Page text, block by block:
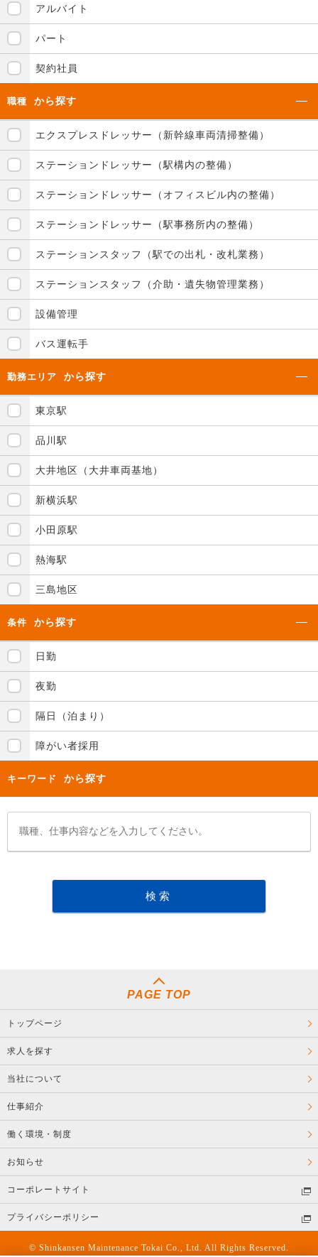
アルバイト
パート
契約社員
職種 から探す
エクスプレスドレッサー（新幹線車両清掃整備）
ステーションドレッサー（駅構内の整備）
ステーションドレッサー（オフィスビル内の整備）
ステーションドレッサー（駅事務所内の整備）
ステーションスタッフ（駅での出札・改札業務）
ステーションスタッフ（介助・遺失物管理業務）
設備管理
バス運転手
勤務エリア から探す
東京駅
品川駅
大井地区（大井車両基地）
新横浜駅
小田原駅
熱海駅
三島地区
条件 から探す
日勤
夜勤
隔日（泊まり）
障がい者採用
キーワード から探す
PAGE TOP
トップページ
求人を探す
当社について
仕事紹介
働く環境・制度
お知らせ
コーポレートサイト
プライバシーポリシー
© Shinkansen Maintenance Tokai Co., Ltd. All Rights Reserved.